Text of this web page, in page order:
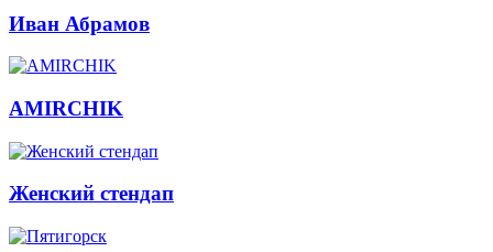
Иван Абрамов
AMIRCHIK
Женский стендап